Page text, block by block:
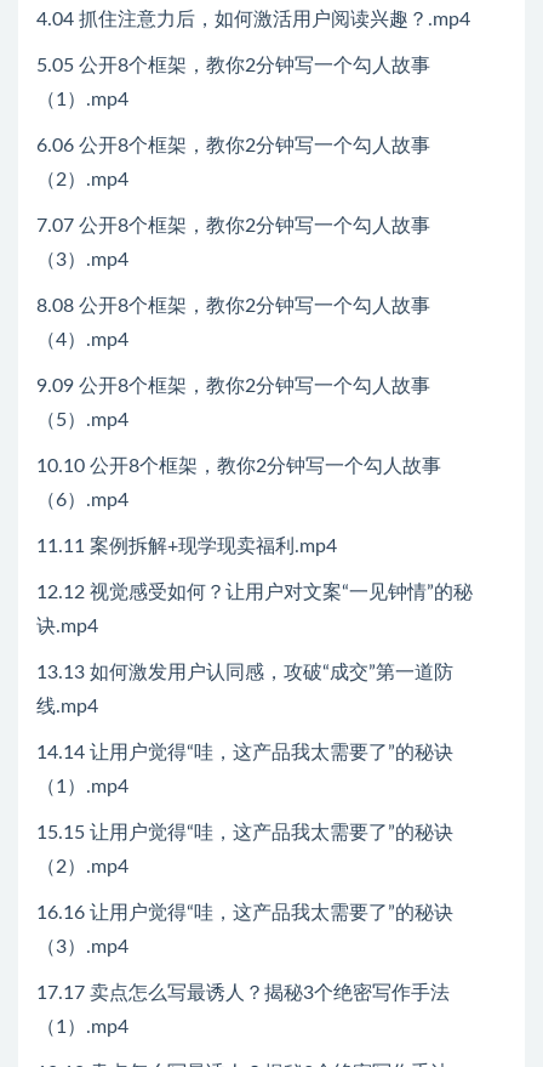
4.04 抓住注意力后，如何激活用户阅读兴趣？.mp4
5.05 公开8个框架，教你2分钟写一个勾人故事
（1）.mp4
6.06 公开8个框架，教你2分钟写一个勾人故事
（2）.mp4
7.07 公开8个框架，教你2分钟写一个勾人故事
（3）.mp4
8.08 公开8个框架，教你2分钟写一个勾人故事
（4）.mp4
9.09 公开8个框架，教你2分钟写一个勾人故事
（5）.mp4
10.10 公开8个框架，教你2分钟写一个勾人故事
（6）.mp4
11.11 案例拆解+现学现卖福利.mp4
12.12 视觉感受如何？让用户对文案“一见钟情”的秘
诀.mp4
13.13 如何激发用户认同感，攻破“成交”第一道防
线.mp4
14.14 让用户觉得“哇，这产品我太需要了”的秘诀
（1）.mp4
15.15 让用户觉得“哇，这产品我太需要了”的秘诀
（2）.mp4
16.16 让用户觉得“哇，这产品我太需要了”的秘诀
（3）.mp4
17.17 卖点怎么写最诱人？揭秘3个绝密写作手法
（1）.mp4